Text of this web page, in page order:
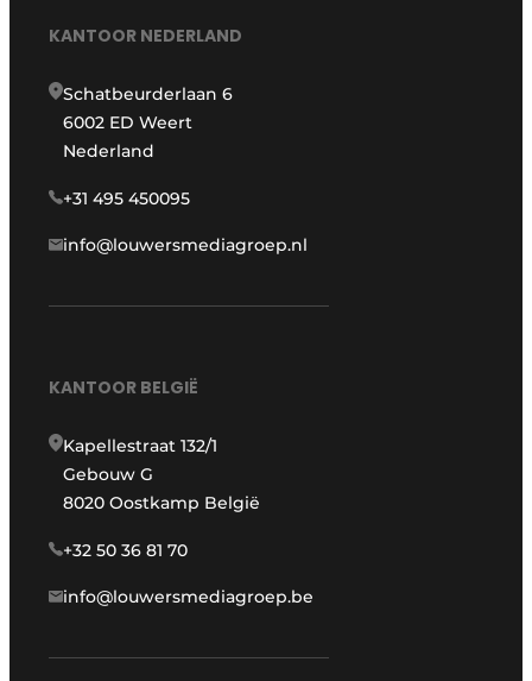
KANTOOR NEDERLAND
Schatbeurderlaan 6
6002 ED Weert
Nederland
+31 495 450095
info@louwersmediagroep.nl
KANTOOR BELGIË
Kapellestraat 132/1
Gebouw G
8020 Oostkamp België
+32 50 36 81 70
info@louwersmediagroep.be